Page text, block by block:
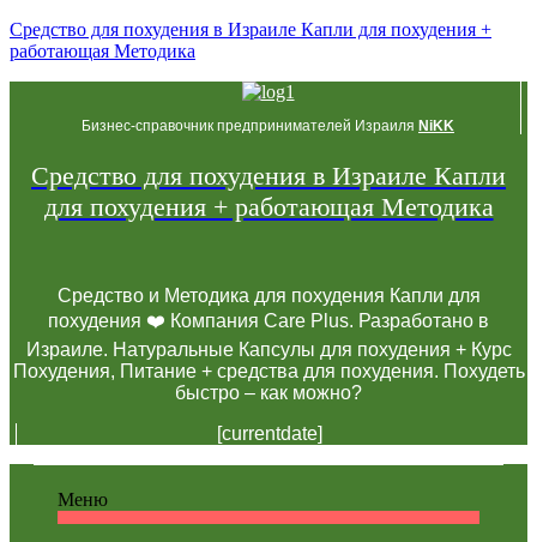
Средство для похудения в Израиле Капли для похудения +
работающая Методика
Бизнес-справочник предпринимателей Израиля NiKK
Средство для похудения в Израиле Капли
для похудения + работающая Методика
Средство и Методика для похудения Капли для
похудения ❤️ Компания Care Plus. Разработано в
Израиле. Натуральные Капсулы для похудения + Курс
Похудения, Питание + средства для похудения. Похудеть
быстро – как можно?
[currentdate]
Меню